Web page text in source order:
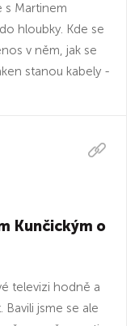
s Martinem
hloubky. Kde se
v něm, jak se
stanou kabely -
Kunčickým o
televizi hodně a
jsme se ale